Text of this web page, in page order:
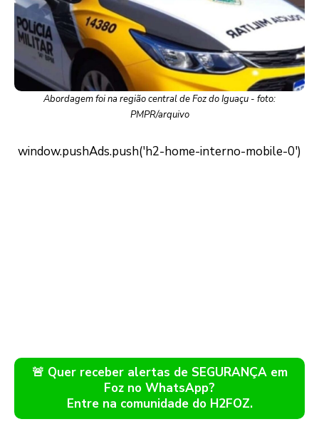
Abordagem foi na região central de Foz do Iguaçu - foto:
PMPR/arquivo
🚨 Quer receber alertas de SEGURANÇA em
Foz no WhatsApp?
Entre na comunidade do H2FOZ.